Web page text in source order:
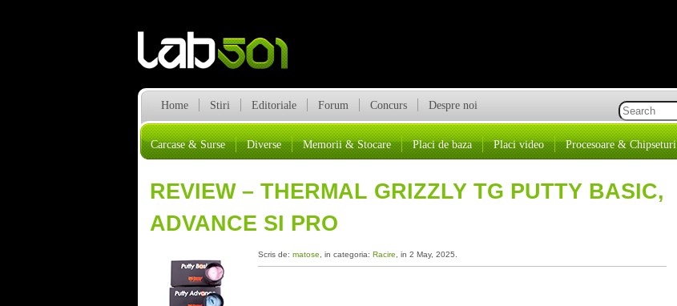
Home Stiri Editoriale Forum Concurs Despre noi
Carcase & Surse Diverse Memorii & Stocare Placi de baza Placi video Procesoare & Chipseturi
REVIEW – THERMAL GRIZZLY TG PUTTY BASIC,
ADVANCE SI PRO
Scris de: matose , in categoria: Racire , in 2 May, 2025.